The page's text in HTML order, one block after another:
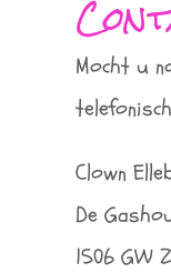
Mocht u
Clown
De
1506 GW